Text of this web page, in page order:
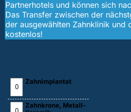
Partnerhotels und können sich
Das Transfer zwischen der
der ausgewählten Zahnklinik und
kostenlos!
Zahnimplantat
Zahnkrone, Metall-